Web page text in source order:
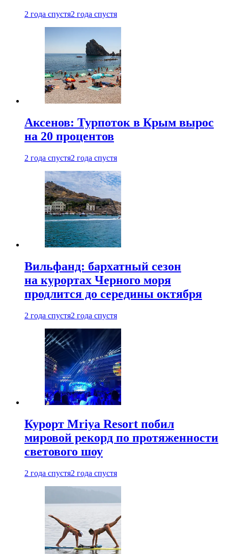
2 года спустя2 года спустя
Аксенов: Турпоток в Крым вырос
на 20 процентов
2 года спустя2 года спустя
Вильфанд: бархатный сезон
на курортах Черного моря
продлится до середины октября
2 года спустя2 года спустя
Курорт Mriya Resort побил
мировой рекорд по протяженности
светового шоу
2 года спустя2 года спустя